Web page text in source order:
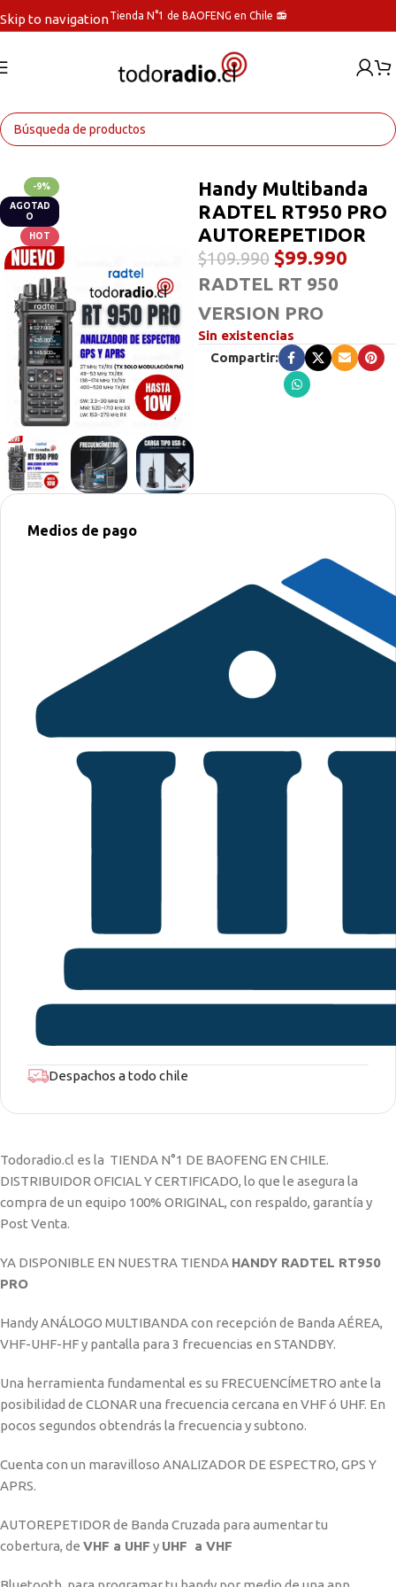
Skip to navigationTienda N°1 de BAOFENG en Chile 📻
Inicio Radios Handys
-9%
AGOTAD
O
HOT
Handy Multibanda
RADTEL RT950 PRO
AUTOREPETIDOR
$109.990 $99.990
RADTEL RT 950
VERSION PRO
Sin existencias
Compartir:
Medios de pago
Despachos a todo chile
Todoradio.cl es la TIENDA N°1 DE BAOFENG EN CHILE.
DISTRIBUIDOR OFICIAL Y CERTIFICADO, lo que le asegura la
compra de un equipo 100% ORIGINAL, con respaldo, garantía y
Post Venta.
YA DISPONIBLE EN NUESTRA TIENDA HANDY RADTEL RT950
PRO
Handy ANÁLOGO MULTIBANDA con recepción de Banda AÉREA,
VHF-UHF-HF y pantalla para 3 frecuencias en STANDBY.
Una herramienta fundamental es su FRECUENCÍMETRO ante la
posibilidad de CLONAR una frecuencia cercana en VHF ó UHF. En
pocos segundos obtendrás la frecuencia y subtono.
Cuenta con un maravilloso ANALIZADOR DE ESPECTRO, GPS Y
APRS.
AUTOREPETIDOR de Banda Cruzada para aumentar tu
cobertura, de VHF a UHF y UHF a VHF